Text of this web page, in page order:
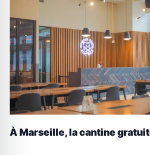
À Marseille, la cantine